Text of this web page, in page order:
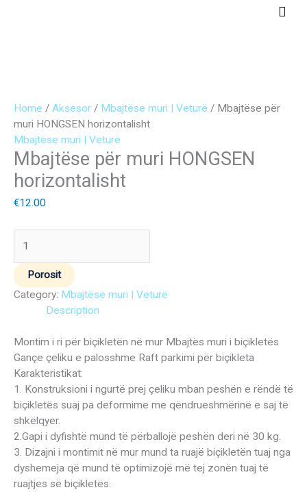
Main
Home / Aksesor / Mbajtëse muri | Veturë / Mbajtëse për
muri HONGSEN horizontalisht
Mbajtëse muri | Veturë
Mbajtëse për muri HONGSEN
horizontalisht
€12.00
muri
HONGSEN
horizontalisht
quantity
Porosit
Category: Mbajtëse muri | Veturë
Description
Montim i ri për biçikletën në mur Mbajtës muri i biçikletës
Gançe çeliku e palosshme Raft parkimi për biçikleta
Karakteristikat:
1. Konstruksioni i ngurtë prej çeliku mban peshën e rëndë të
biçikletës suaj pa deformime me qëndrueshmërinë e saj të
shkëlqyer.
2.Gapi i dyfishtë mund të përballojë peshën deri në 30 kg.
3. Dizajni i montimit në mur mund ta ruajë biçikletën tuaj nga
dyshemeja që mund të optimizojë më tej zonën tuaj të
ruajtjes së biçikletës.
was:
€65.00.
is:
€55.00.